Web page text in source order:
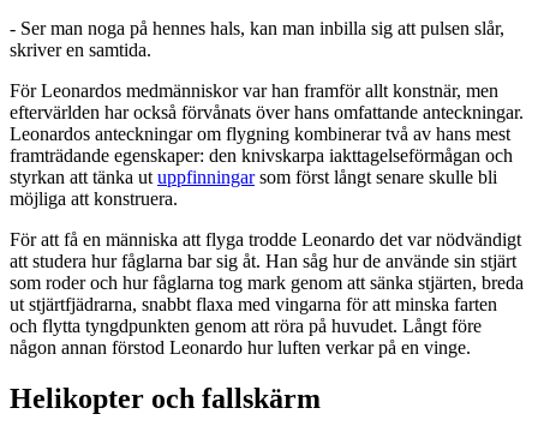
- Ser man noga på hennes hals, kan man inbilla sig att pulsen slår,
skriver en samtida.
För Leonardos medmänniskor var han framför allt konstnär, men
eftervärlden har också förvånats över hans omfattande anteckningar.
Leonardos anteckningar om flygning kombinerar två av hans mest
framträdande egenskaper: den knivskarpa iakttagelseförmågan och
styrkan att tänka ut uppfinningarsom först långt senare skulle bli
möjliga att konstruera.
För att få en människa att flyga trodde Leonardo det var nödvändigt
att studera hur fåglarna bar sig åt. Han såg hur de använde sin stjärt
som roder och hur fåglarna tog mark genom att sänka stjärten, breda
ut stjärtfjädrarna, snabbt flaxa med vingarna för att minska farten
och flytta tyngdpunkten genom att röra på huvudet. Långt före
någon annan förstod Leonardo hur luften verkar på en vinge.
Helikopter och fallskärm